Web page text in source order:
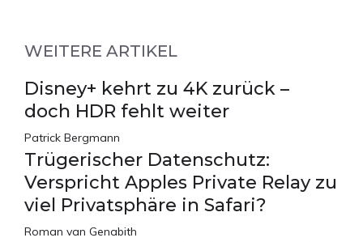
WEITERE ARTIKEL
Disney+ kehrt zu 4K zurück –
doch HDR fehlt weiter
Patrick Bergmann
Trügerischer Datenschutz:
Verspricht Apples Private Relay zu
viel Privatsphäre in Safari?
Roman van Genabith